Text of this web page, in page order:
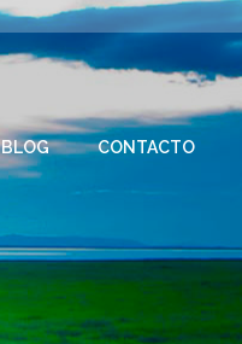
BLOG CONTACTO
CEMENTERIO
VIRTUAL